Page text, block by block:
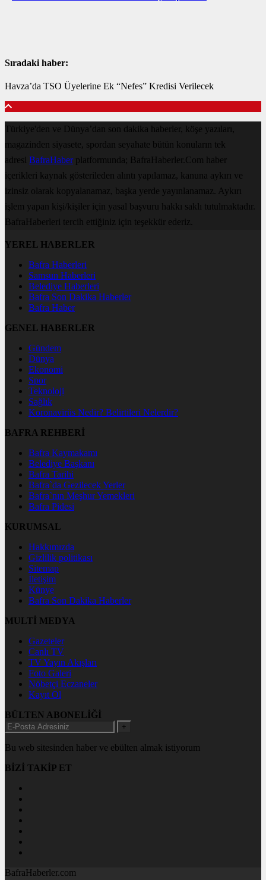
Sıradaki haber:
Havza’da TSO Üyelerine Ek “Nefes” Kredisi Verilecek
Türkiye'den ve Dünya’dan son dakika haberler, köşe yazıları,
magazinden siyasete, spordan seyahate bütün konuların tek
adresi BafraHaberplatformunda; BafraHaberler.Com haber
içerikleri kaynak gösterileden alıntı yapılamaz, kanuna aykırı ve
izinsiz olarak kopyalanamaz, başka yerde yayınlanamaz. Aykırı
işlem yapan kişi/kişiler için yasal başvuru hakkı saklı tutulmaktadır.
BafraHaberleri tercih ettiğiniz için teşekkür ederiz.
YEREL HABERLER
Bafra Haberleri
Samsun Haberleri
Belediye Haberleri
Bafra Son Dakika Haberler
Bafra Haber
GENEL HABERLER
Gündem
Dünya
Ekonomi
Spor
Teknoloji
Sağlık
Koronavirüs Nedir? Belirtileri Nelerdir?
BAFRA REHBERİ
Bafra Kaymakamı
Belediye Başkanı
Bafra Tarihi
Bafra`da Gezilecek Yerler
Bafra`nın Meşhur Yemekleri
Bafra Pidesi
KURUMSAL
Hakkımızda
Gizlilik politikası
Sitemap
İletişim
Künye
Bafra Son Dakika Haberler
MULTİ MEDYA
Gazeteler
Canlı TV
TV Yayın Akışları
Foto Galeri
Nöbetçi Eczaneler
Kayıt Ol
BÜLTEN ABONELİĞİ
+
Bu web sitesinden haber ve ebülten almak istiyorum
BİZİ TAKİP ET
BafraHaberler.com